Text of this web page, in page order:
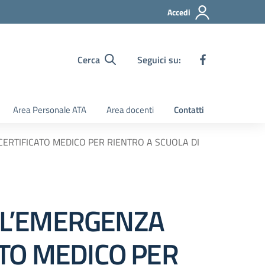
Accedi
Cerca Seguici su:
Area Personale ATA Area docenti Contatti
MEDICO PER RIENTRO A SCUOLA DI
MEDICO PER